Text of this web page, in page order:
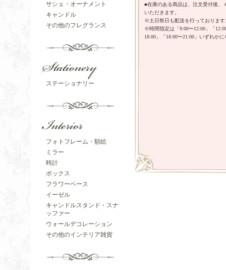
サシェ・オーナメント
キャンドル
その他のフレグランス
ステーショナリー
フォトフレーム・額絵
ミラー
時計
ボックス
フラワーベース
イーゼル
キャンドルスタンド・スナ
ッファー
ウォールデコレーション
その他のインテリア雑貨
■在庫のある商品は、注文受付後、
いただきます。
※土日祭日も配送を行っております
※時間指定は「9:00〜12:00」「
18:00」「18:00〜21:00」いずれか